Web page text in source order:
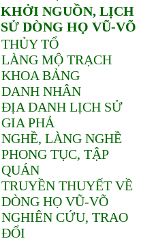
KHỞI NGUỒN, LỊCH
SỬ DÒNG HỌ VŨ-VÕ
THỦY TỔ
LÀNG MỘ TRẠCH
KHOA BẢNG
DANH NHÂN
ĐỊA DANH LỊCH SỬ
GIA PHẢ
NGHỀ, LÀNG NGHỀ
PHONG TỤC, TẬP
QUÁN
TRUYỀN THUYẾT VỀ
DÒNG HỌ VŨ-VÕ
NGHIÊN CỨU, TRAO
ĐỔI